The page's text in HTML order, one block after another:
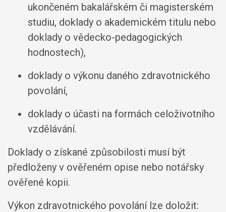
ukončeném bakalářském či magisterském
studiu, doklady o akademickém titulu nebo
doklady o vědecko-pedagogických
hodnostech),
doklady o výkonu daného zdravotnického
povolání,
doklady o účasti na formách celoživotního
vzdělávání.
Doklady o získané způsobilosti musí být
předloženy v ověřeném opise nebo notářsky
ověřené kopii.
Výkon zdravotnického povolání lze doložit: